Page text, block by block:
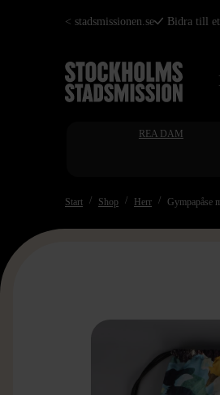
Hoppa
huvudinnehåll
< stadsmissionen.se Bidra till
REA DAM
Start Shop Herr Gympapåse